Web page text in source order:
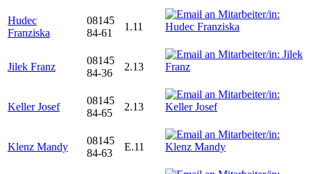
Hudec
Franziska
08145
84-61
1.11
Jilek Franz
08145
84-36
2.13
Keller Josef
08145
84-65
2.13
Klenz Mandy
08145
84-63
E.11